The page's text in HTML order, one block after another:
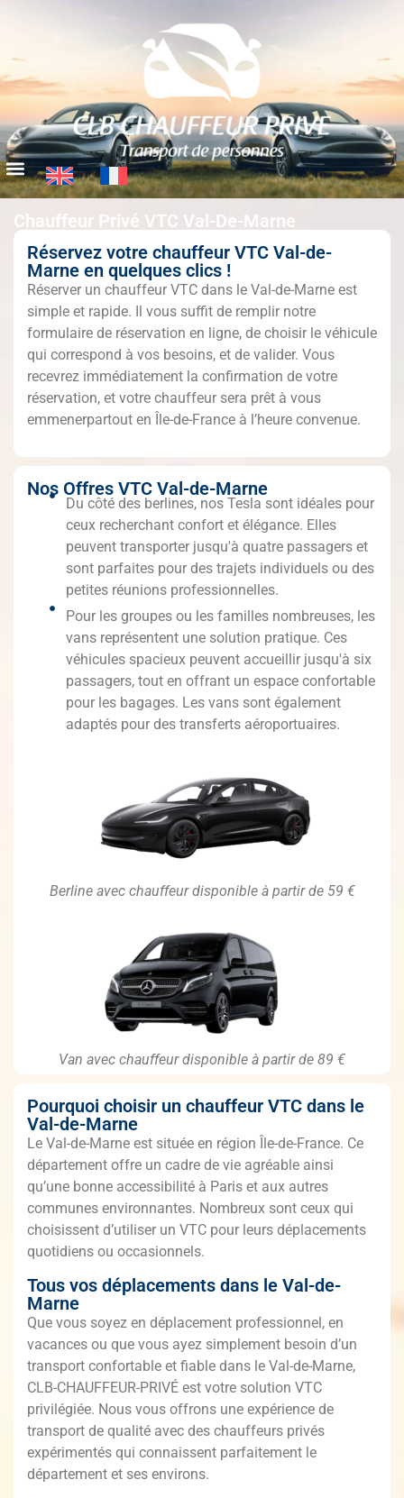
Chauffeur Privé VTC Val-De-Marne
Réservez votre chauffeur VTC Val-de-
Marne en quelques clics !
Réserver un chauffeur VTC dans le Val-de-Marne est
simple et rapide. Il vous suffit de remplir notre
formulaire de réservation en ligne, de choisir le véhicule
qui correspond à vos besoins, et de valider. Vous
recevrez immédiatement la confirmation de votre
réservation, et votre chauffeur sera prêt à vous
emmenerpartout en Île-de-France à l’heure convenue.
Nos Offres VTC Val-de-Marne
Du côté des berlines, nos Tesla sont idéales pour
ceux recherchant confort et élégance. Elles
peuvent transporter jusqu'à quatre passagers et
sont parfaites pour des trajets individuels ou des
petites réunions professionnelles.
Pour les groupes ou les familles nombreuses, les
vans représentent une solution pratique. Ces
véhicules spacieux peuvent accueillir jusqu'à six
passagers, tout en offrant un espace confortable
pour les bagages. Les vans sont également
adaptés pour des transferts aéroportuaires.
Berline avec chauffeur disponible à partir de 59 €
Van avec chauffeur disponible à partir de 89 €
Pourquoi choisir un chauffeur VTC dans le
Val-de-Marne
Le Val-de-Marne est située en région Île-de-France. Ce
département offre un cadre de vie agréable ainsi
qu’une bonne accessibilité à Paris et aux autres
communes environnantes. Nombreux sont ceux qui
choisissent d’utiliser un VTC pour leurs déplacements
quotidiens ou occasionnels.
Tous vos déplacements dans le Val-de-
Marne
Que vous soyez en déplacement professionnel, en
vacances ou que vous ayez simplement besoin d’un
transport confortable et fiable dans le Val-de-Marne,
CLB-CHAUFFEUR-PRIVÉ est votre solution VTC
privilégiée. Nous vous offrons une expérience de
transport de qualité avec des chauffeurs privés
expérimentés qui connaissent parfaitement le
département et ses environs.